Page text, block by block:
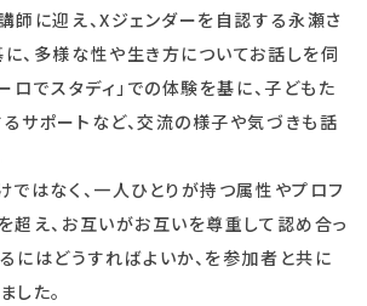
師に迎え、Xジェンダーを自認する永瀬さ
、多様な性や生き方についてお話しを伺
ロでスタディ」での体験を基に、子どもた
サポートなど、交流の様子や気づきも話
ではなく、一人ひとりが持つ属性やプロフ
超え、お互いがお互いを尊重して認め合っ
にはどうすればよいか、を参加者と共に
した。